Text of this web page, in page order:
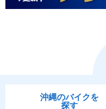
沖縄のバイクを
探す